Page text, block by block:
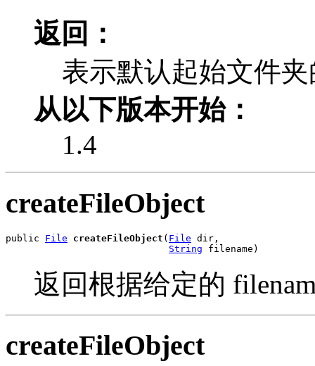
返回：
表示默认起始文件
从以下版本开始：
1.4
createFileObject
public File createFileObject ( File dir,
String filename)
返回根据给定的
createFileObject